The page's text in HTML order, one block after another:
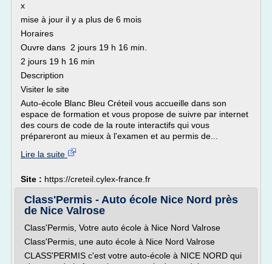
x
mise à jour il y a plus de 6 mois
Horaires
Ouvre dans 2 jours 19 h 16 min.
2 jours 19 h 16 min
Description
Visiter le site
Auto-école Blanc Bleu Créteil vous accueille dans son
espace de formation et vous propose de suivre par internet
des cours de code de la route interactifs qui vous
prépareront au mieux à l'examen et au permis de...
Lire la suite
Site : https://creteil.cylex-france.fr
Class'Permis - Auto école Nice Nord près
de Nice Valrose
Class'Permis, Votre auto école à Nice Nord Valrose
Class'Permis, une auto école à Nice Nord Valrose
CLASS'PERMIS c'est votre auto-école à NICE NORD qui